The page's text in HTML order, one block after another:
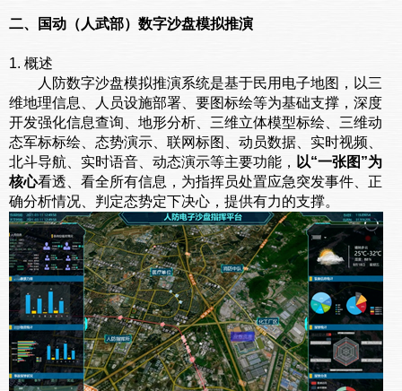
二、国动（人武部）数字沙盘模拟推演
1. 概述
人防数字沙盘模拟推演系统是基于民用电子地图，以三
维地理信息、人员设施部署、要图标绘等为基础支撑，深度
开发强化信息查询、地形分析、三维立体模型标绘、三维动
态军标标绘、态势演示、联网标图、动员数据、实时视频、
北斗导航、实时语音、动态演示等主要功能， 以“一张图”为
核心看透、看全所有信息，为指挥员处置应急突发事件、正
确分析情况、判定态势定下决心，提供有力的支撑。